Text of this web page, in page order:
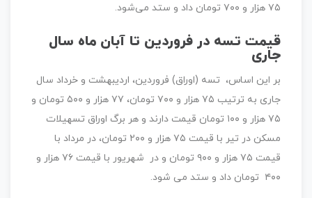
۷۵ هزار و ۷۰۰ تومان داد و ستد می‌شود.
قیمت تسه در فروردین تا آبان ماه سال
جاری
بر این اساس، تسه (اوراق) فروردین، اردیبهشت و خرداد سال
جاری به ترتیب ۷۵ هزار و ۷۰۰ تومان، ۷۷ هزار و ۵۰۰ تومان و
۷۵ هزار و ۱۰۰ تومان قیمت دارند و هر برگ اوراق تسهیلات
مسکن در تیر با قیمت ۷۵ هزار و ۲۰۰ تومان، در مرداد با
قیمت ۷۵ هزار و ۹۰۰ تومان و در شهریور با قیمت ۷۶ هزار و
۴۰۰ تومان داد و ستد می شود.